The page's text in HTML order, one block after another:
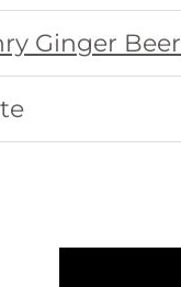
Ginger Beer